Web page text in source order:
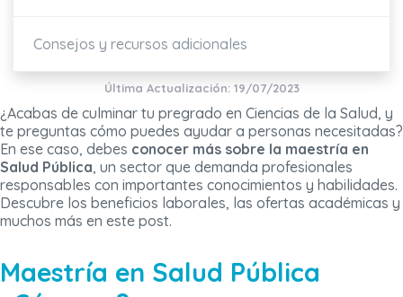
Consejos y recursos adicionales
Última Actualización: 19/07/2023
¿Acabas de culminar tu pregrado en Ciencias de la Salud, y
te preguntas cómo puedes ayudar a personas necesitadas?
En ese caso, debes conocer más sobre la maestría en
Salud Pública, un sector que demanda profesionales
responsables con importantes conocimientos y habilidades.
Descubre los beneficios laborales, las ofertas académicas y
muchos más en este post.
Maestría en Salud Pública